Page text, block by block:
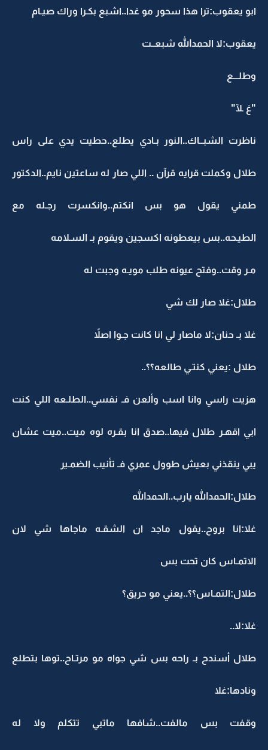
ابو يعقوب:ترا هذا سحور مو غدا..اشبع بكـرا وراك صيـام
يعقوب:لا الحمدالله شبعــت
وطلـــع
"غ ـلآ"
ناظرت الشبــاك..النور بـادي يطلع..حطيت يدي على راس
طلال وكملت قرايه قرآن .. اللي صار له ساعتين نايم..الدكتور
طمني يقول هو بس انكتم..وانكسرت رجـله مع
الطيـحه..بس بيعطونه اكسجين ويقوم بـ السـلامه
مـر وقت..وفتح عيونه طلب مويـه وجبت له
طلال:غلا صار لك شي
غلا بـ حنان:لا ماصار لي انا كانت جـوا اصلاً
طلال :يعني كنتـي طالعه؟؟..
هزيت راسي وانا اسب وألعن فـ نفسي..الطلـعه اللي كنت
ابي اقهـر طلال فيها..صدق انا بقـره لوه ميت..ميت عشان
يبي ينقذني بعيش طوول عمري فـ تأنيب الضمـير
طلال:الحمدالله يارب..الحمدالله
غلا:انا بروح..يقول ماجد ان الشقـه ماجاها شي لان
الاتمـاس كان تحت بس
طلال:التمـاس؟؟..يعني مو حريق؟
غلا:لا..
طلال أسندح بـ راحه بس شي جواه مو مرتـاح..توها بتطلع
ونادها:غلا
وقفت بس مالفت..شافها ماتبي تتكلم ولا له